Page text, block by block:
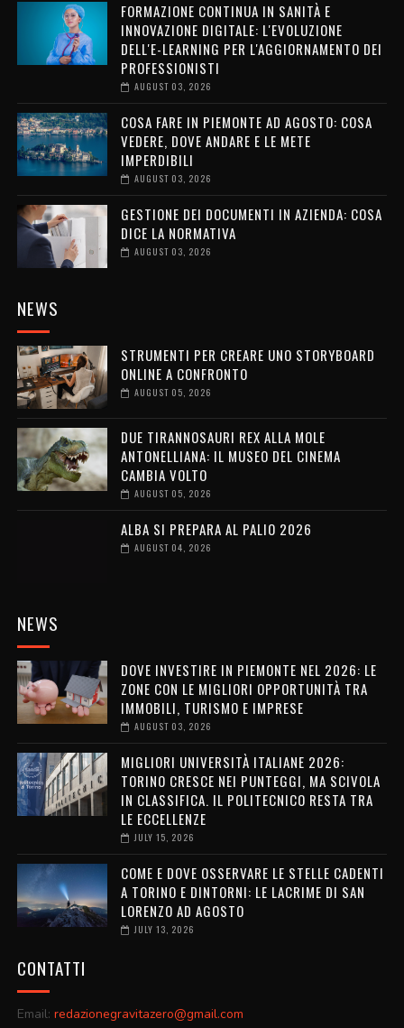
FORMAZIONE CONTINUA IN SANITÀ E
INNOVAZIONE DIGITALE: L'EVOLUZIONE
DELL'E-LEARNING PER L'AGGIORNAMENTO DEI
PROFESSIONISTI
AUGUST 03, 2026
COSA FARE IN PIEMONTE AD AGOSTO: COSA
VEDERE, DOVE ANDARE E LE METE
IMPERDIBILI
AUGUST 03, 2026
GESTIONE DEI DOCUMENTI IN AZIENDA: COSA
DICE LA NORMATIVA
AUGUST 03, 2026
NEWS
STRUMENTI PER CREARE UNO STORYBOARD
ONLINE A CONFRONTO
AUGUST 05, 2026
DUE TIRANNOSAURI REX ALLA MOLE
ANTONELLIANA: IL MUSEO DEL CINEMA
CAMBIA VOLTO
AUGUST 05, 2026
ALBA SI PREPARA AL PALIO 2026
AUGUST 04, 2026
NEWS
DOVE INVESTIRE IN PIEMONTE NEL 2026: LE
ZONE CON LE MIGLIORI OPPORTUNITÀ TRA
IMMOBILI, TURISMO E IMPRESE
AUGUST 03, 2026
MIGLIORI UNIVERSITÀ ITALIANE 2026:
TORINO CRESCE NEI PUNTEGGI, MA SCIVOLA
IN CLASSIFICA. IL POLITECNICO RESTA TRA
LE ECCELLENZE
JULY 15, 2026
COME E DOVE OSSERVARE LE STELLE CADENTI
A TORINO E DINTORNI: LE LACRIME DI SAN
LORENZO AD AGOSTO
JULY 13, 2026
CONTATTI
Email: redazionegravitazero@gmail.com